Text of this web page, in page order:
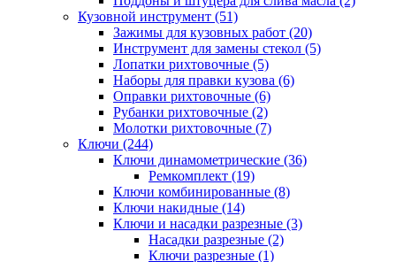
Кузовной инструмент (51)
Зажимы для кузовных работ (20)
Инструмент для замены стекол (5)
Лопатки рихтовочные (5)
Наборы для правки кузова (6)
Оправки рихтовочные (6)
Рубанки рихтовочные (2)
Молотки рихтовочные (7)
Ключи (244)
Ключи динамометрические (36)
Ремкомплект (19)
Ключи комбинированные (8)
Ключи накидные (14)
Ключи и насадки разрезные (3)
Насадки разрезные (2)
Ключи разрезные (1)